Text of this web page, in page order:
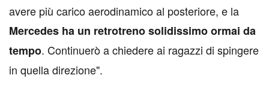
avere più carico aerodinamico al posteriore, e la
Mercedes ha un retrotreno solidissimo ormai da
tempo. Continuerò a chiedere ai ragazzi di spingere
in quella direzione".